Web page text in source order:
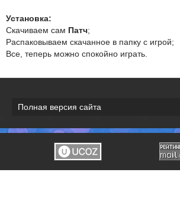
Установка:
Скачиваем сам Патч;
Распаковываем скачанное в папку с игрой;
Все, теперь можно спокойно играть.
Полная версия сайта